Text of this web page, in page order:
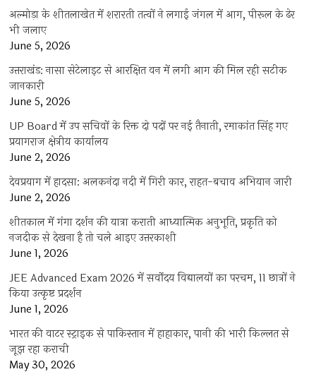
अल्मोड़ा के शीतलाखेत में शरारती तत्वों ने लगाई जंगल में आग, पीरूल के ढेर
भी जलाए
June 5, 2026
उत्तराखंड: नासा सेटेलाइट से आरक्षित वन में लगी आग की मिल रही सटीक
जानकारी
June 5, 2026
UP Board में उप सचिवों के रिक्त दो पदों पर नई तैनाती, रमाकांत सिंह गए
प्रयागराज क्षेत्रीय कार्यालय
June 2, 2026
देवप्रयाग में हादसा: अलकनंदा नदी में गिरी कार, राहत-बचाव अभियान जारी
June 2, 2026
शीतकाल में गंगा दर्शन की यात्रा कराती आध्यात्मिक अनुभूति, प्रकृति को
नजदीक से देखना है तो चले आइए उत्तरकाशी
June 1, 2026
JEE Advanced Exam 2026 में सर्वोदय विद्यालयों का परचम, 11 छात्रों ने
किया उत्कृष्ट प्रदर्शन
June 1, 2026
भारत की वाटर स्ट्राइक से पाकिस्तान में हाहाकार, पानी की भारी किल्लत से
जूझ रहा कराची
May 30, 2026